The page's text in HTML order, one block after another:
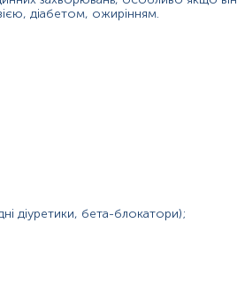
діабетом, ожирінням.
діуретики, бета-блокатори);